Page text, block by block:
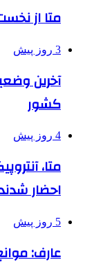
متا از
3 روز پیش
آخرین
کشور
4 روز پیش
متا،
احضار
5 روز پیش
عارف: